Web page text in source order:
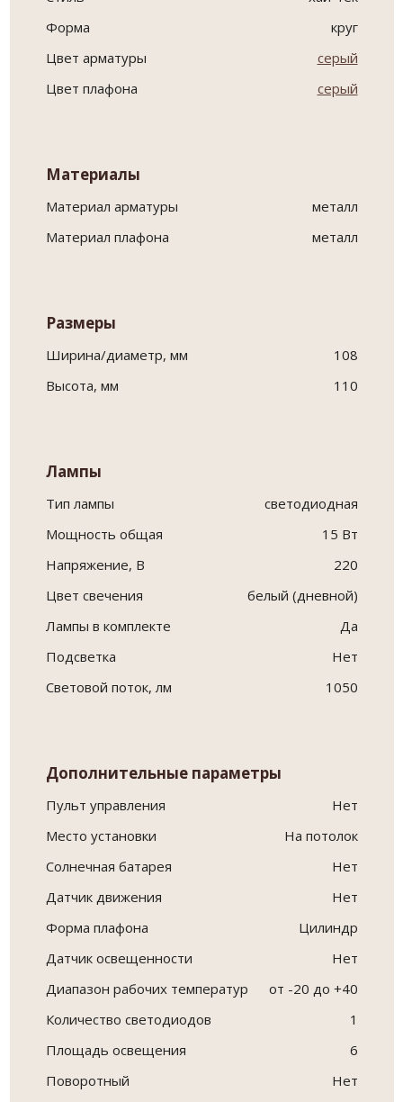
Форма
круг
Цвет арматуры
серый
Цвет плафона
серый
Материалы
Материал арматуры
металл
Материал плафона
металл
Размеры
Ширина/диаметр, мм
108
Высота, мм
110
Лампы
Тип лампы
светодиодная
Мощность общая
15 Вт
Напряжение, В
220
Цвет свечения
белый (дневной)
Лампы в комплекте
Да
Подсветка
Нет
Световой поток, лм
1050
Дополнительные параметры
Пульт управления
Нет
Место установки
На потолок
Солнечная батарея
Нет
Датчик движения
Нет
Форма плафона
Цилиндр
Датчик освещенности
Нет
Диапазон рабочих температур
от -20 до +40
Количество светодиодов
1
Площадь освещения
6
Поворотный
Нет